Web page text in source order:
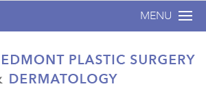
MENU
Inicio